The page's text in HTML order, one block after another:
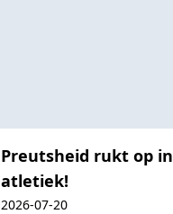
Preutsheid rukt op in
atletiek!
2026-07-20